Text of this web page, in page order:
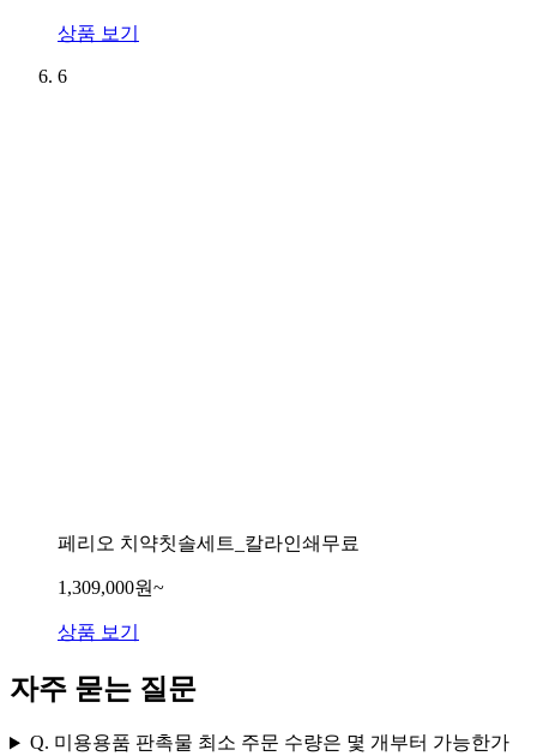
상품 보기
6
페리오 치약칫솔세트_칼라인쇄무료
1,309,000원~
상품 보기
자주 묻는 질문
Q. 미용용품 판촉물 최소 주문 수량은 몇 개부터 가능한가